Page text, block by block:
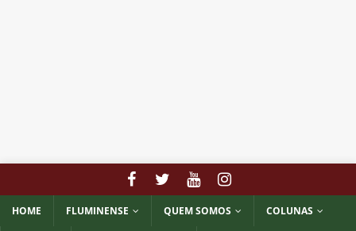
HOME FLUMINENSE QUEM SOMOS COLUNAS